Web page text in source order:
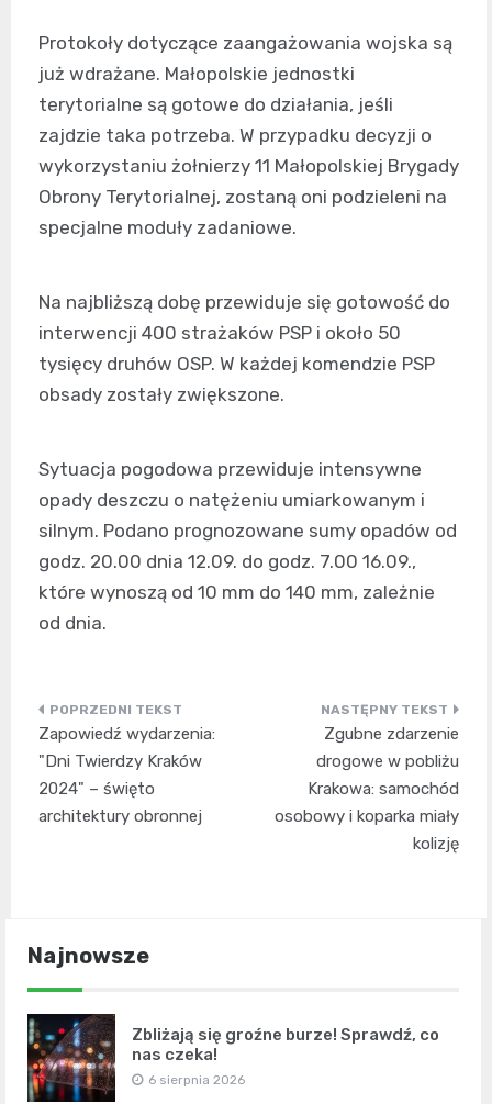
Protokoły dotyczące zaangażowania wojska są
już wdrażane. Małopolskie jednostki
terytorialne są gotowe do działania, jeśli
zajdzie taka potrzeba. W przypadku decyzji o
wykorzystaniu żołnierzy 11 Małopolskiej Brygady
Obrony Terytorialnej, zostaną oni podzieleni na
specjalne moduły zadaniowe.
Na najbliższą dobę przewiduje się gotowość do
interwencji 400 strażaków PSP i około 50
tysięcy druhów OSP. W każdej komendzie PSP
obsady zostały zwiększone.
Sytuacja pogodowa przewiduje intensywne
opady deszczu o natężeniu umiarkowanym i
silnym. Podano prognozowane sumy opadów od
godz. 20.00 dnia 12.09. do godz. 7.00 16.09.,
które wynoszą od 10 mm do 140 mm, zależnie
od dnia.
Nawigacja
wpisu
Zapowiedź wydarzenia:
"Dni Twierdzy Kraków
2024" – święto
architektury obronnej
Zgubne zdarzenie
drogowe w pobliżu
Krakowa: samochód
osobowy i koparka miały
kolizję
Najnowsze
Zbliżają się groźne burze! Sprawdź, co
nas czeka!
6 sierpnia 2026